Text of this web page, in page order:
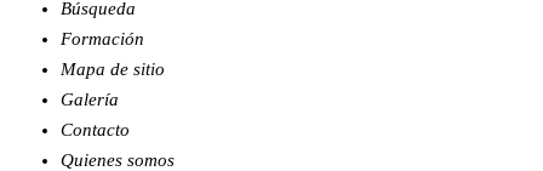
Búsqueda
Formación
Mapa de sitio
Galería
Contacto
Quienes somos